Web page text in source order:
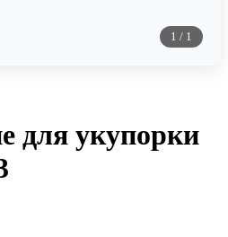
1 / 1
для укупорки